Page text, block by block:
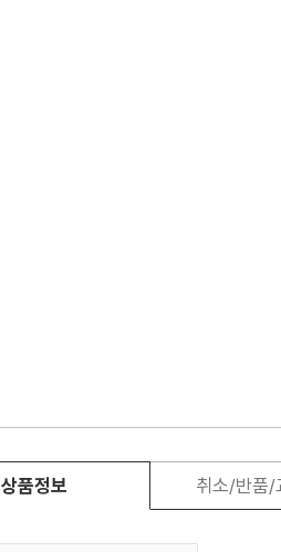
상품정보 취소/반품/